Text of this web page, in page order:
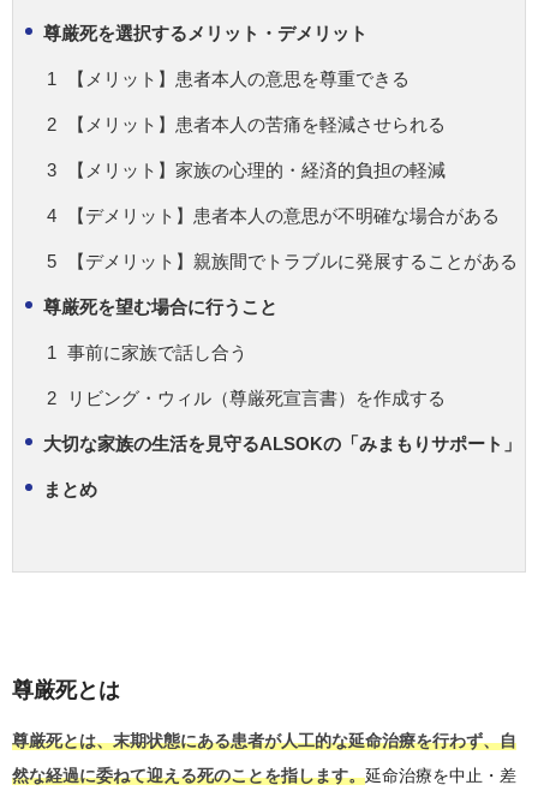
尊厳死を選択するメリット・デメリット
【メリット】患者本人の意思を尊重できる
【メリット】患者本人の苦痛を軽減させられる
【メリット】家族の心理的・経済的負担の軽減
【デメリット】患者本人の意思が不明確な場合がある
【デメリット】親族間でトラブルに発展することがある
尊厳死を望む場合に行うこと
事前に家族で話し合う
リビング・ウィル（尊厳死宣言書）を作成する
大切な家族の生活を見守るALSOKの「みまもりサポート」
まとめ
尊厳死とは
尊厳死とは、末期状態にある患者が人工的な延命治療を行わず、自
然な経過に委ねて迎える死のことを指します。延命治療を中止・差